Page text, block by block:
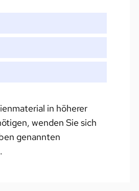
in höherer
wenden Sie sich
genannten